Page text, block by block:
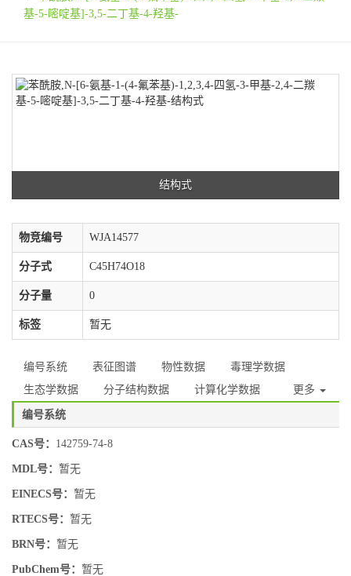
基-5-嘧啶基]-3,5-二丁基-4-羟基-
结构式
物竞编号 WJA14577
分子式 C45H74O18
分子量 0
标签 暂无
编号系统 表征图谱 物性数据
毒理学数据
生态学数据
分子结构数据 计算化学数据 更多
编号系统
CAS号： 142759-74-8
MDL号： 暂无
EINECS号： 暂无
RTECS号： 暂无
BRN号： 暂无
PubChem号： 暂无